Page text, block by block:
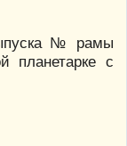
№ рамы
планетарке с